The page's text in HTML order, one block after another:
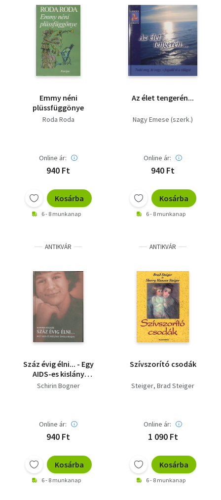
Emmy néni
plüssfüggönye
Roda Roda
Online ár:
940 Ft
Kosárba
6 - 8 munkanap
Az élet tengerén...
Nagy Emese (szerk.)
Online ár:
940 Ft
Kosárba
6 - 8 munkanap
ANTIKVÁR
Száz évig élni... - Egy
AIDS-es kislány
önéletrajza
Schirin Bogner
Online ár:
940 Ft
Kosárba
6 - 8 munkanap
ANTIKVÁR
Szívszorító csodák
Steiger Brad Steiger
Online ár:
1 090 Ft
Kosárba
6 - 8 munkanap